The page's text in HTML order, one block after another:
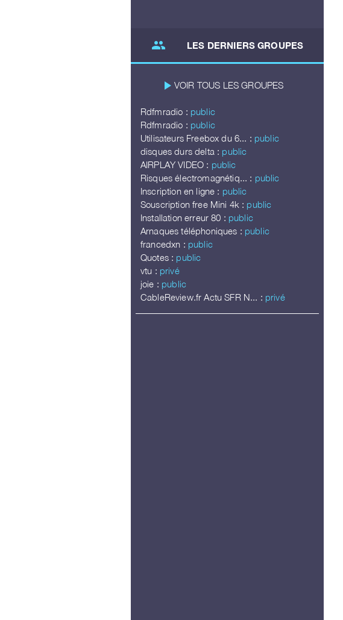
group LES DERNIERS GROUPES
play_arrow VOIR TOUS LES GROUPES
Rdfmradio : public
Rdfmradio : public
Utilisateurs Freebox du 6... : public
disques durs delta : public
AIRPLAY VIDEO : public
Risques électromagnétiq... : public
Inscription en ligne : public
Souscription free Mini 4k : public
Installation erreur 80 : public
Arnaques téléphoniques : public
francedxn : public
Quotes : public
vtu : privé
joie : public
CableReview.fr Actu SFR N... : privé